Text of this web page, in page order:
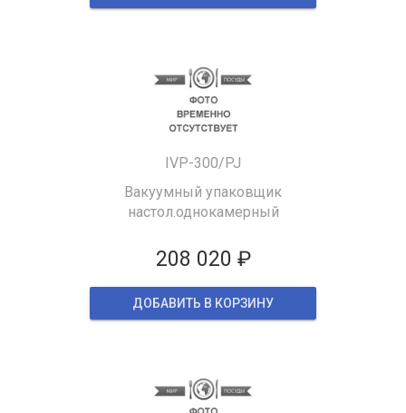
IVP-300/PJ
Вакуумный упаковщик
настол.однокамерный
208 020 ₽
ДОБАВИТЬ В КОРЗИНУ